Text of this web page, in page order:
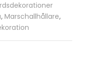
, Marschallhållare,